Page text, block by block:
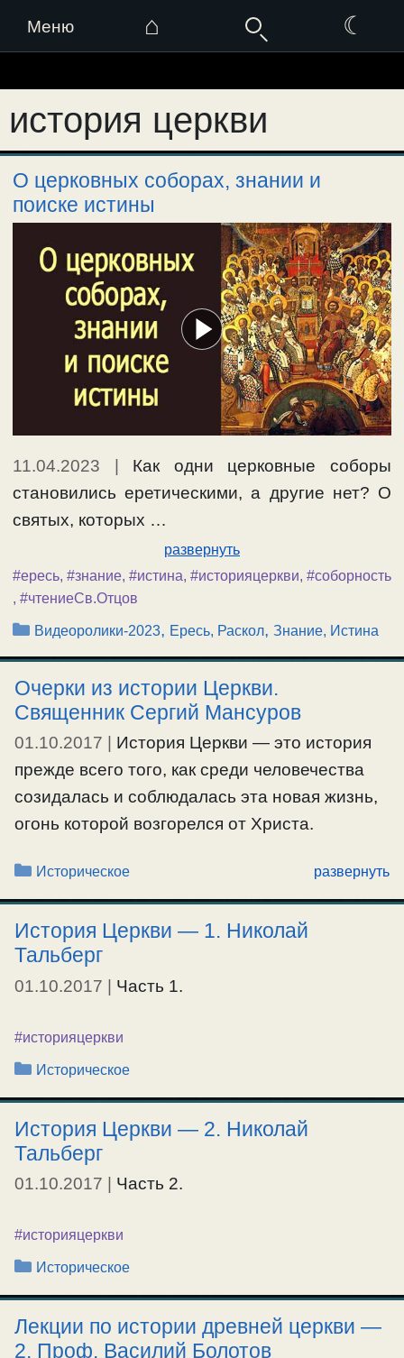
Меню ⌂ ☾
к
содержимому
история церкви
О церковных соборах, знании и
поиске истины
11.04.2023 | Как одни церковные соборы
становились еретическими, а другие нет? О
святых, которых …
развернуть
#ересь, #знание, #истина, #историяцеркви, #соборность
, #чтениеСв.Отцов
Рубрики
Видеоролики-2023, Ересь, Раскол,Знание, Истина
Очерки из истории Церкви.
Священник Сергий Мансуров
01.10.2017
История Церкви — это история
прежде всего того, как среди человечества
созидалась и соблюдалась эта новая жизнь,
огонь которой возгорелся от Христа.
#историяцеркви
Рубрики
Историческое развернуть
История Церкви — 1. Николай
Тальберг
01.10.2017 Часть 1.
#историяцеркви
Рубрики
Историческое
История Церкви — 2. Николай
Тальберг
01.10.2017 Часть 2.
#историяцеркви
Рубрики
Историческое
Лекции по истории древней церкви —
2. Проф. Василий Болотов